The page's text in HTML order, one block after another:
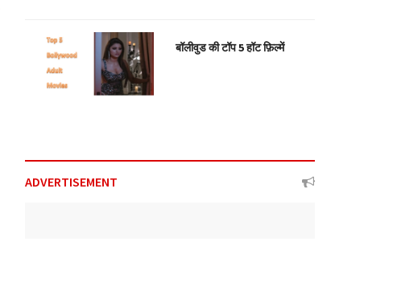
बॉलीवुड की टॉप 5 हॉट फ़िल्में
ADVERTISEMENT